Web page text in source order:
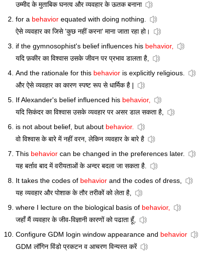
उम्मीद के मुताबिक घनत्व और व्यवहार के ऊतक बनाना
for a behavior equated with doing nothing.
ऐसे व्यवहार का जिसे 'कुछ नहीं करना' माना जाता रहा हो।
if the gymnosophist's belief influences his behavior,
यदि फ़कीर का विश्वास उसके जीवन पर प्रभाव डालता है,
And the rationale for this behavior is explicitly religious.
और ऐसे व्यवहार का कारण स्पष्ट रूप से धार्मिक है |
If Alexander's belief influenced his behavior,
यदि सिकंदर का विश्वास उसके व्यवहार पर असर डाल सकता है,
is not about belief, but about behavior.
वो विश्वास के बारे में नहीं वरन, लेकिन व्यवहार के बारे है
This behavior can be changed in the preferences later.
यह बर्ताव बाद में वरीयताओं के अन्दर बदला जा सकता है.
It takes the codes of behavior and the codes of dress,
यह व्यवहार और पोशाक के तौर तरीकों को लेता है,
where I lecture on the biological basis of behavior,
जहाँ मैं व्यवहार के जीव-विज्ञानी कारणों को पढाता हूँ,
Configure GDM login window appearance and behavior
GDM लॉगिन विंडो प्रकटन व आचरण विन्यस्त करें